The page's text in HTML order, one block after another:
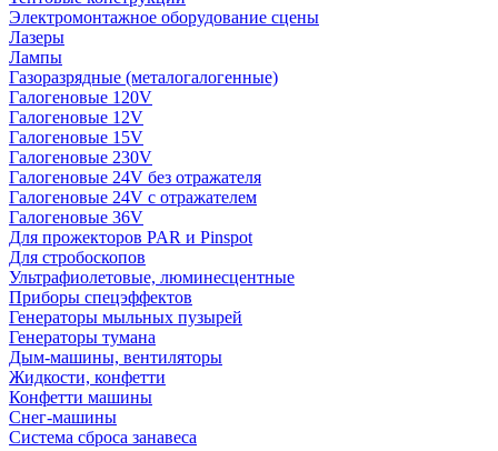
Электромонтажное оборудование сцены
Лазеры
Лампы
Газоразрядные (металогалогенные)
Галогеновые 120V
Галогеновые 12V
Галогеновые 15V
Галогеновые 230V
Галогеновые 24V без отражателя
Галогеновые 24V с отражателем
Галогеновые 36V
Для прожекторов PAR и Pinspot
Для стробоскопов
Ультрафиолетовые, люминесцентные
Приборы спецэффектов
Генераторы мыльных пузырей
Генераторы тумана
Дым-машины, вентиляторы
Жидкости, конфетти
Конфетти машины
Снег-машины
Система сброса занавеса